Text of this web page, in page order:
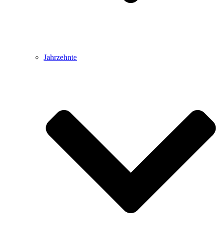
Jahrzehnte